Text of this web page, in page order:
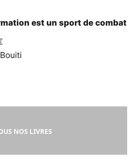
est un sport de combat
NOS LIVRES